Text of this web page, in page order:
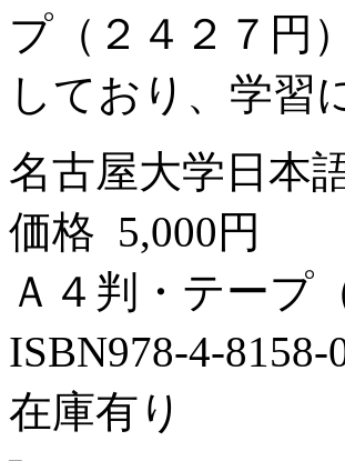
プ（２４２７円
しており、学
名古屋大学日本
価格 5,000円
Ａ４判・テープ
ISBN978-4-
在庫有り